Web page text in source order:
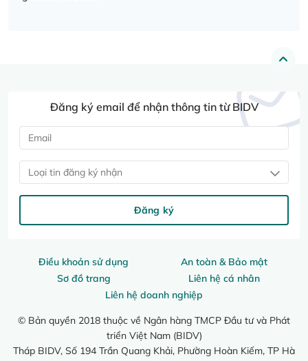
Điều khoản sử dụng
An toàn & Bảo mật
Sơ đồ trang
Liên hệ cá nhân
Liên hệ doanh nghiệp
© Bản quyền 2018 thuộc về Ngân hàng TMCP Đầu tư và Phát
triển Việt Nam (BIDV)
Tháp BIDV, Số 194 Trần Quang Khải, Phường Hoàn Kiếm, TP Hà
Đăng ký email để nhận thông tin từ BIDV
Loại tin đăng ký nhận
Đăng ký